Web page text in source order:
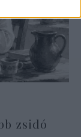
zsidó